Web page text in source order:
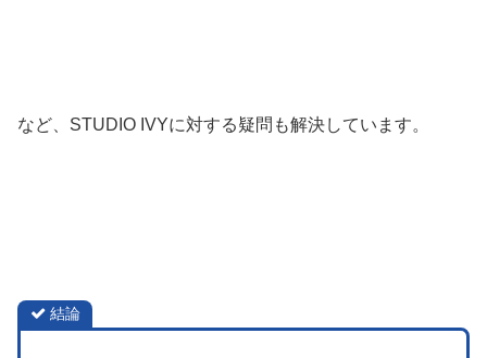
など、STUDIO IVYに対する疑問も解決しています。
結論